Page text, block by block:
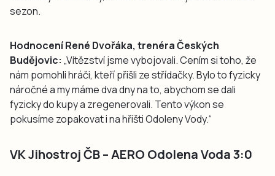
sezon.
Hodnocení René Dvořáka, trenéra Českých
Budějovic: „Vítězství jsme vybojovali. Cením si toho, že
nám pomohli hráči, kteří přišli ze střídačky. Bylo to fyzicky
náročné a my máme dva dny na to, abychom se dali
fyzicky do kupy a zregenerovali. Tento výkon se
pokusíme zopakovat i na hřišti Odoleny Vody.“
VK Jihostroj ČB – AERO Odolena Voda 3:0